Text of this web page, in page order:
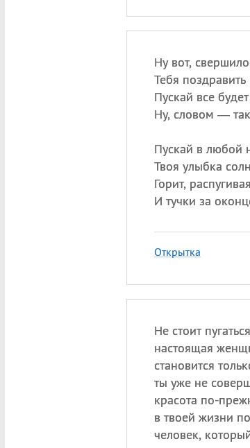
Ну вот,
Тебя
Пускай все
Ну, словом —
Пускай в любой
Твоя улыбка
Горит,
И тучки за
Открытка
Не стоит
настоящая
становится
ты уже не
красота по-
в твоей жизни
человек,